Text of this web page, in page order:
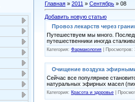
Главная » 2011 » Сентябрь » 08
Добавить новую статью
Провоз лекарств через
Путешествуем мы много.
путешественники иногда
Категория: Фармакология | Просмотров:
Очищение воздуха
Сейчас все популярнее
натуральных эфирных масел
Категория: Красота и здоровье |